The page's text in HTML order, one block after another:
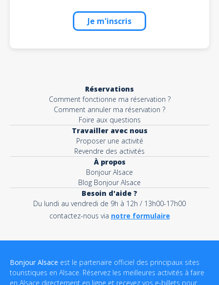
Je m'inscris
Réservations
Comment fonctionne ma réservation ?
Comment annuler ma réservation ?
Foire aux questions
Travailler avec nous
Proposer une activité
Revendre des activités
À propos
Bonjour Alsace
Blog Bonjour Alsace
Besoin d'aide ?
Du lundi au vendredi de 9h à 12h / 13h00-17h00
contactez-nous via notre formulaire
Bonjour Alsace est le partenaire officiel des principaux sites
touristiques en Alsace. Réservez les meilleures activités à faire
en Alsace directement en ligne et recevez vos e-billets pour